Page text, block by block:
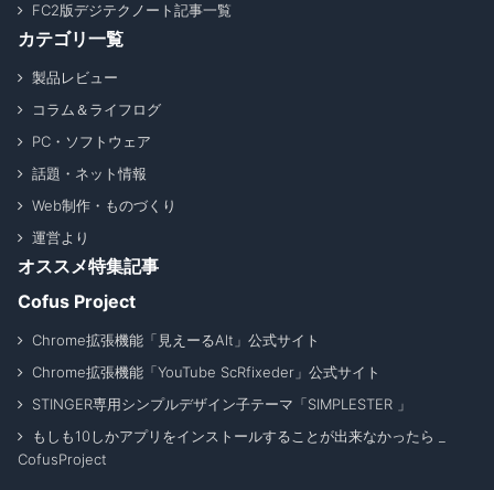
FC2版デジテクノート記事一覧
カテゴリ一覧
製品レビュー
コラム＆ライフログ
PC・ソフトウェア
話題・ネット情報
Web制作・ものづくり
運営より
オススメ特集記事
Cofus Project
Chrome拡張機能「見えーるAlt」公式サイト
Chrome拡張機能「YouTube ScRfixeder」公式サイト
STINGER専用シンプルデザイン子テーマ「SIMPLESTER 」
もしも10しかアプリをインストールすることが出来なかったら _
CofusProject